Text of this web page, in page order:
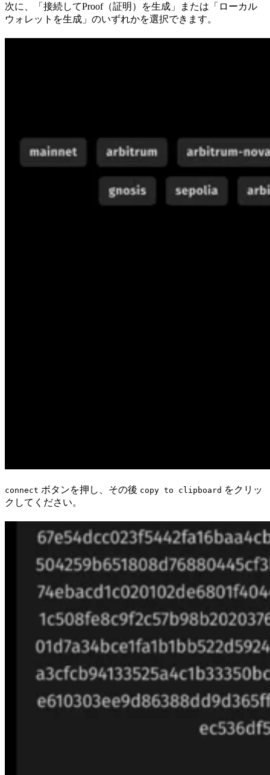
次に、「接続してProof（証明）を生成」または「ローカル
ウォレットを生成」のいずれかを選択できます。
connect ボタンを押し、その後 copy to clipboard をクリッ
クしてください。